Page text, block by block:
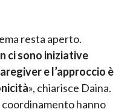
resta aperto.
ci sono iniziative
e l’approccio è
», chiarisce Daina.
hanno